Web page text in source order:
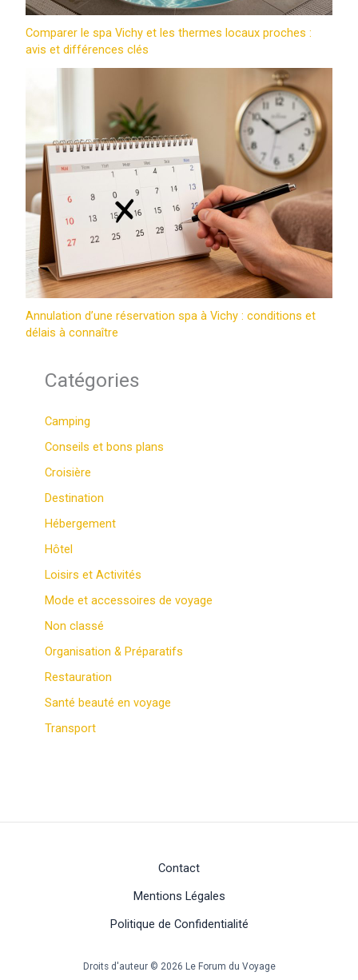
Comparer le spa Vichy et les thermes locaux proches :
avis et différences clés
Annulation d’une réservation spa à Vichy : conditions et
délais à connaître
Catégories
Camping
Conseils et bons plans
Croisière
Destination
Hébergement
Hôtel
Loisirs et Activités
Mode et accessoires de voyage
Non classé
Organisation & Préparatifs
Restauration
Santé beauté en voyage
Transport
Contact
Mentions Légales
Politique de Confidentialité
Droits d'auteur © 2026 Le Forum du Voyage